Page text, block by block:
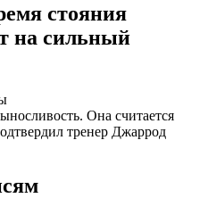
стояния
на сильный
Она считается
тренер Джаррод